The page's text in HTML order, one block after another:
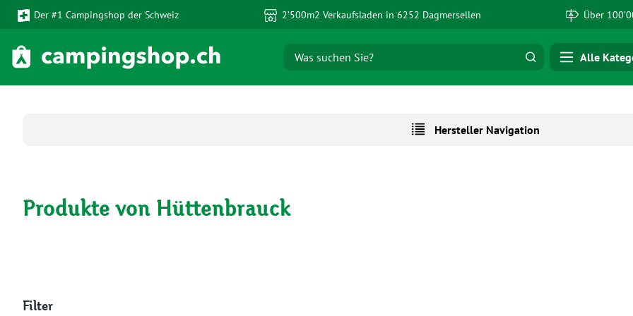
Hauptinhalt springen
Zur Suche springen
Zur Hauptnavigation springen
Der #1 Campingshop der Schweiz 2’500m2 Verkaufsladen in 6252 Dagmersellen Über
Alle
Hersteller Navigation
Produkte von Hüttenbrauck
Filter